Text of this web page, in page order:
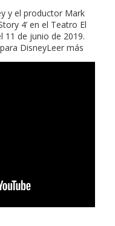
y el productor Mark
4’ en el Teatro El
11 de junio de 2019.
DisneyLeer más